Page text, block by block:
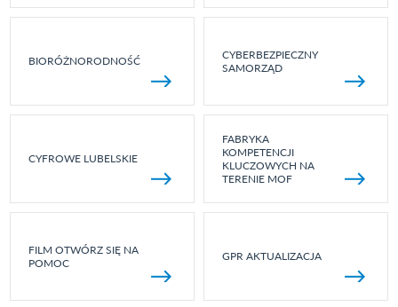
BIORÓŻNORODNOŚĆ
CYBERBEZPIECZNY
SAMORZĄD
CYFROWE LUBELSKIE
FABRYKA
KOMPETENCJI
KLUCZOWYCH NA
TERENIE MOF
FILM OTWÓRZ SIĘ NA
POMOC
GPR AKTUALIZACJA